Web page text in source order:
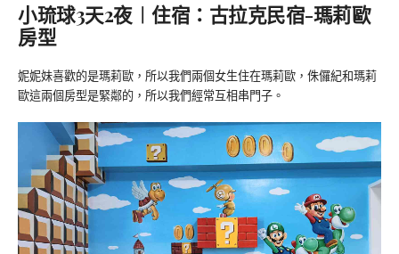
小琉球3天2夜︱住宿：古拉克民宿-瑪莉歐
房型
妮妮妹喜歡的是瑪莉歐，所以我們兩個女生住在瑪莉歐，侏儸紀和瑪莉
歐這兩個房型是緊鄰的，所以我們經常互相串門子。